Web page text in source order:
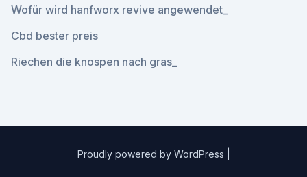
Wofür wird hanfworx revive angewendet_
Cbd bester preis
Riechen die knospen nach gras_
Proudly powered by WordPress